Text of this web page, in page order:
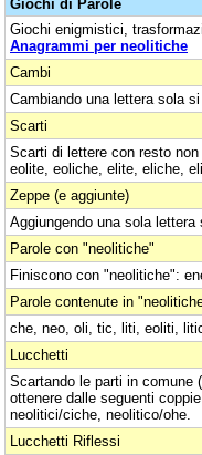
Giochi di Parole
Giochi enigmistici,
Anagrammi per neolitiche
Cambi
Cambiando una lettera sola
Scarti
Scarti di lettere con resto
eolite, eoliche, elite, eliche,
Zeppe (e aggiunte)
Aggiungendo una sola lettera
Parole con "neolitiche"
Finiscono con "neolitiche":
Parole contenute in
che, neo, oli, tic, liti, eoliti,
Lucchetti
Scartando le parti in comune
ottenere dalle seguenti
neolitici/ciche, neolitico/ohe.
Lucchetti Riflessi